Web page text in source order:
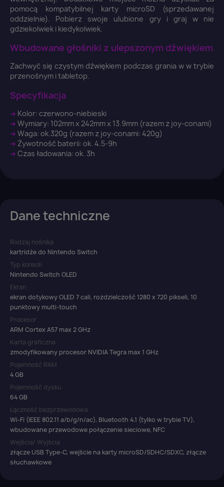
pomocą kompatybilnej karty microSD (sprzedawanej
oddzielnie). Pobierz swoje ulubione gry i graj w nie
gdziekolwiek i kiedykolwiek.
Wbudowane głośniki z ulepszonym dźwiękiem
Zachwyć się czystym dźwiękiem podczas grania w w trybie
przenośnym i tabletop.
Specyfikacja
➜ Kolor: czerwono-niebieski
➜ Wymiary: 102mm x 242mm x 13.9mm (razem z joy-conami)
➜ Waga: ok.320g (razem z joy-conami: 420g)
➜ Żywotność baterii: ok. 4.5-9h
➜ Czas ładowania: ok. 3h
Dane techniczne
Rodzaj nośnika
kartridże do Nintendo Switch
Typ konsoli
Nintendo Switch OLED
Ekran
ekran dotykowy OLED 7 cali, rozdzielczość 1280 x 720 pikseli, 10
punktowy multi-touch
Procesor
ARM Cortex A57 max 2 GHz
Karta graficzna
zmodyfikowany procesor NVIDIA Tegra max 1 GHz
Pojemność RAM
4 GB
Pojemność dysku
64 GB
Łączność bezprzewodowa
Wi-Fi (IEEE 802.11 a/b/g/n/ac), Bluetooth 4.1 (tylko w trybie TV),
wbudowane przewodowe połączenie sieciowe, NFC
Wejścia/ Wyjścia
złącze USB Type-C, wejście na karty microSD/SDHC/SDXC, złącze
słuchawkowe
Zaloguj się ×
You need to be logged in to save products in your
Anuluj